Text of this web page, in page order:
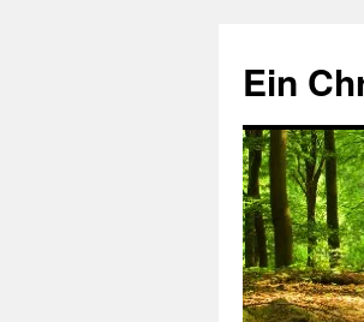
springen
Ein